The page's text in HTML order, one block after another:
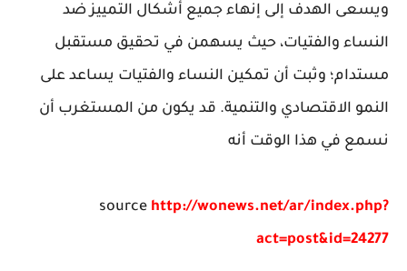
ويسعى الهدف إلى إنهاء جميع أشكال التمييز ضد
النساء والفتيات، حيث يسهمن في تحقيق مستقبل
مستدام؛ وثبت أن تمكين النساء والفتيات يساعد على
النمو الاقتصادي والتنمية. قد يكون من المستغرب أن
نسمع في هذا الوقت أنه
source http://wonews.net/ar/index.php?
act=post&id=24277